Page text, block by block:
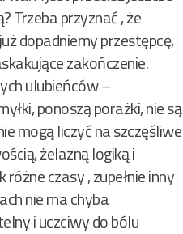
Trzeba przyznać , że
dopadniemy przestępcę,
zakończenie.
ulubieńców –
ponoszą porażki, nie są
mogą liczyć na szczęśliwe
żelazną logiką i
czasy , zupełnie inny
nie ma chyba
i uczciwy do bólu